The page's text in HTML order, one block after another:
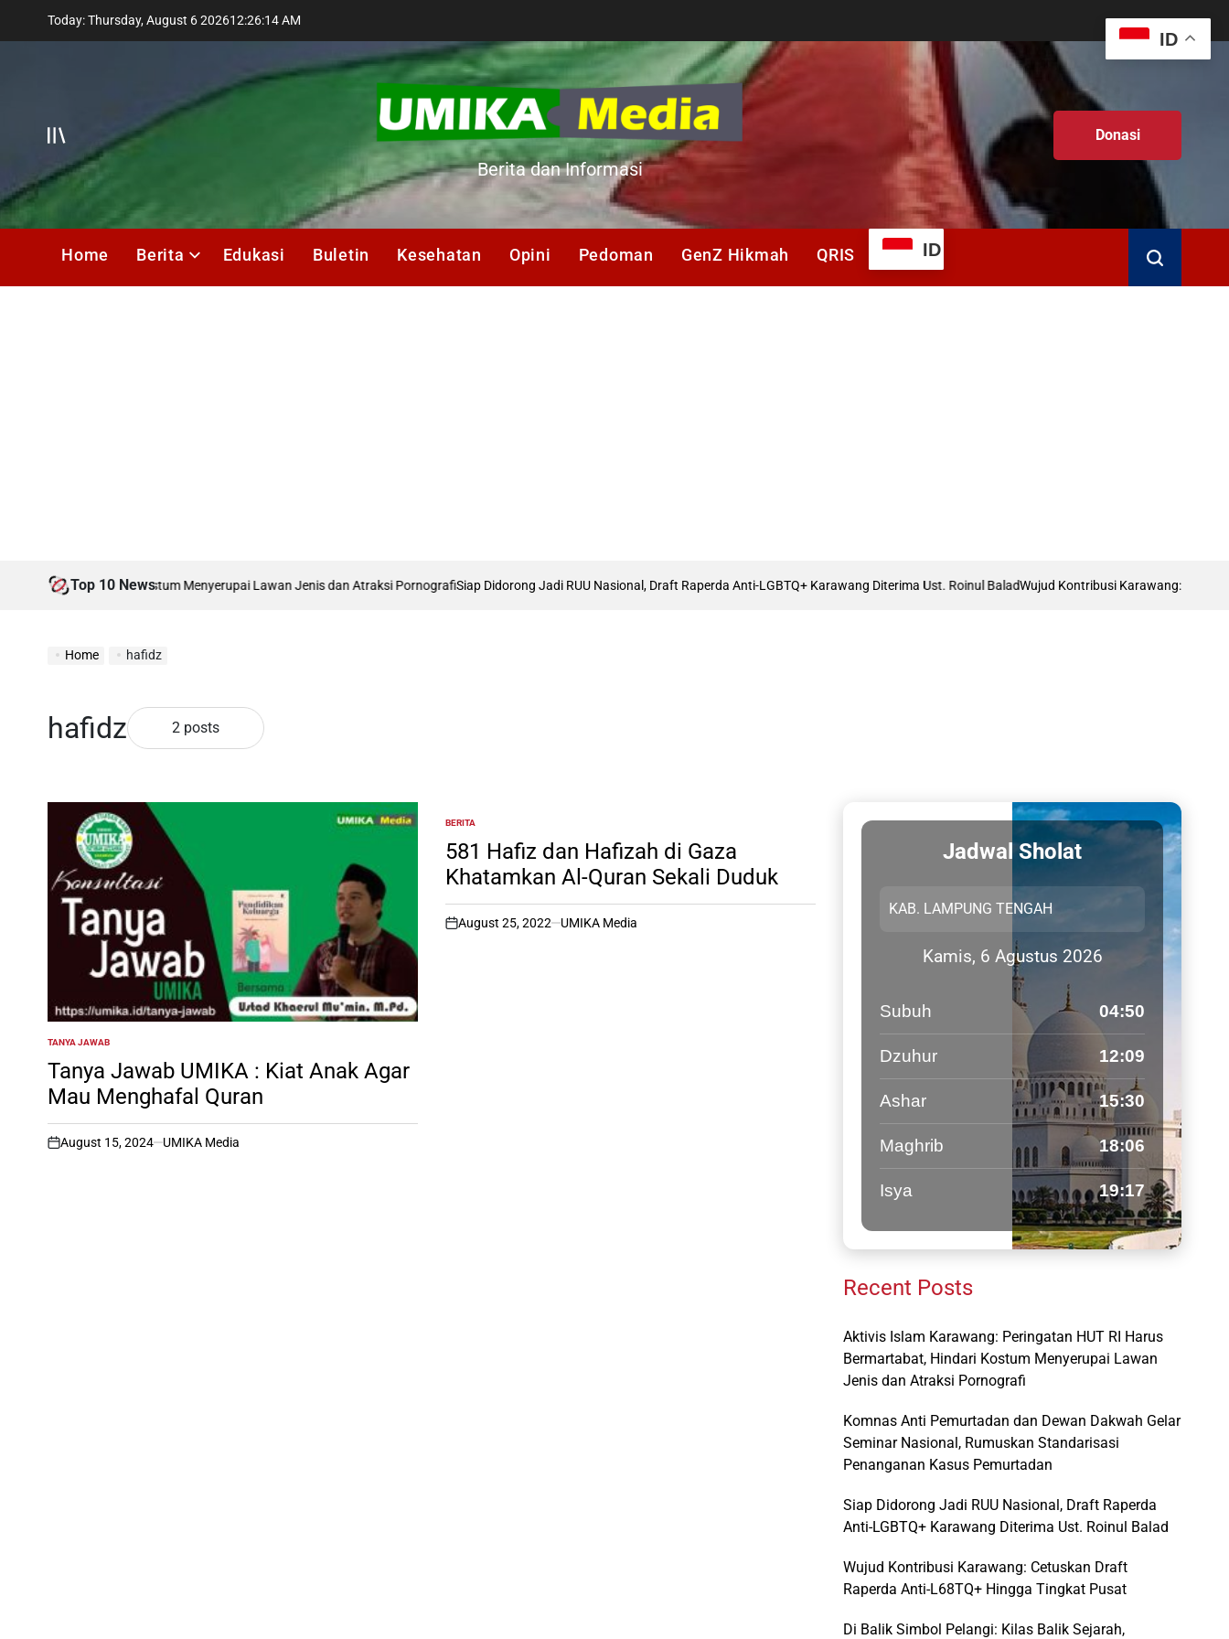
Today: Thursday, August 6 202612:26:14AM
Offcanvas
UMIKA
Media
Berita dan Informasi
Donasi
Home Berita Edukasi Buletin Kesehatan Opini Pedoman GenZ Hikmah QRIS ID
Search
Top 10 News
Hindari Kostum Menyerupai Lawan Jenis dan Atraksi PornografiSiap Didorong Jadi RUU Nasional, Draft Raperda Anti-LGBTQ+ Karawang Diterima Ust. Roinul Balad Wujud Kontribusi Karawang: Cetuskan
Home hafidz
hafidz 2 posts
POSTED
IN
TANYA JAWAB
Tanya Jawab UMIKA : Kiat Anak Agar
Mau Menghafal Quran
on
August 15, 2024 UMIKA Media
POSTED
IN
BERITA
581 Hafiz dan Hafizah di Gaza
Khatamkan Al-Quran Sekali Duduk
on
August 25, 2022 UMIKA Media
Jadwal Sholat
Kamis, 6 Agustus 2026
Subuh 04:50
Dzuhur 12:09
Ashar 15:30
Maghrib 18:06
Isya 19:17
Recent Posts
Aktivis Islam Karawang: Peringatan HUT RI Harus
Bermartabat, Hindari Kostum Menyerupai Lawan
Jenis dan Atraksi Pornografi
Komnas Anti Pemurtadan dan Dewan Dakwah Gelar
Seminar Nasional, Rumuskan Standarisasi
Penanganan Kasus Pemurtadan
Siap Didorong Jadi RUU Nasional, Draft Raperda
Anti-LGBTQ+ Karawang Diterima Ust. Roinul Balad
Wujud Kontribusi Karawang: Cetuskan Draft
Raperda Anti-L68TQ+ Hingga Tingkat Pusat
Di Balik Simbol Pelangi: Kilas Balik Sejarah,
ID